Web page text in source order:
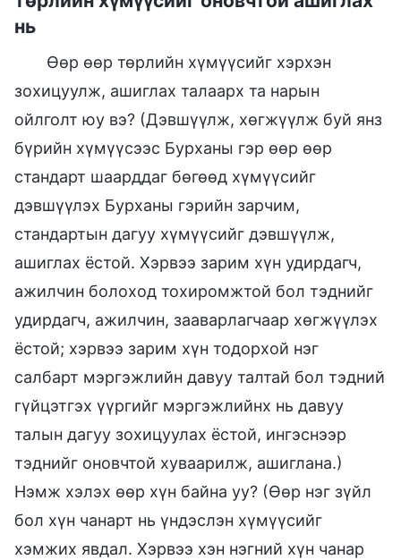
нь
Өөр өөр төрлийн хүмүүсийг хэрхэн
зохицуулж, ашиглах талаарх та нарын
ойлголт юу вэ? (Дэвшүүлж, хөгжүүлж буй янз
бүрийн хүмүүсээс Бурханы гэр өөр өөр
стандарт шаарддаг бөгөөд хүмүүсийг
дэвшүүлэх Бурханы гэрийн зарчим,
стандартын дагуу хүмүүсийг дэвшүүлж,
ашиглах ёстой. Хэрвээ зарим хүн удирдагч,
ажилчин болоход тохиромжтой бол тэднийг
удирдагч, ажилчин, зааварлагчаар хөгжүүлэх
ёстой; хэрвээ зарим хүн тодорхой нэг
салбарт мэргэжлийн давуу талтай бол тэдний
гүйцэтгэх үүргийг мэргэжлийнх нь давуу
талын дагуу зохицуулах ёстой, ингэснээр
тэднийг оновчтой хуваарилж, ашиглана.)
Нэмж хэлэх өөр хүн байна уу? (Өөр нэг зүйл
бол хүн чанарт нь үндэслэн хүмүүсийг
хэмжих явдал. Хэрвээ хэн нэгний хүн чанар